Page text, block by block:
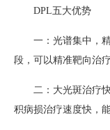
DPL五大优势
一：光谱集中，精
段，可以精准靶向治
二：大光斑治疗快
积病损治疗速度快，